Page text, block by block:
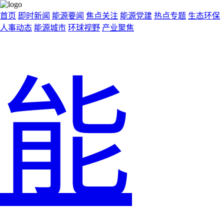
首页 即时新闻 能源要闻 焦点关注 能源党建 热点专题 生态环保
人事动态 能源城市 环球视野 产业聚焦
能